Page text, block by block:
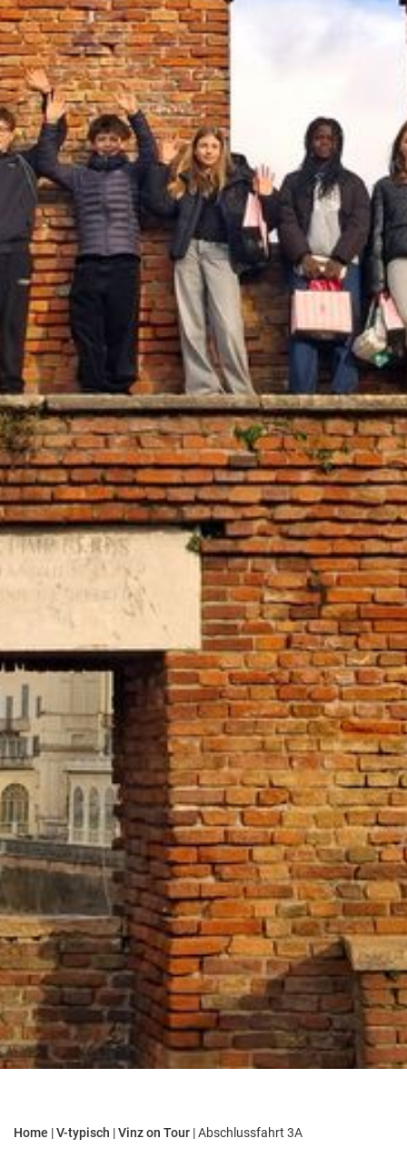
Home |V-typisch |Vinz on Tour |Abschlussfahrt 3A